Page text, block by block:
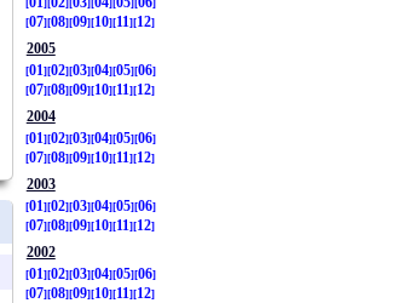
07 08 09 10 11
12
2005
01
02 03 04 05 06
07 08 09 10 11
12
2004
01
02 03 04 05 06
07 08 09 10 11
12
2003
01
02 03 04 05 06
07 08 09 10 11
12
2002
01
02 03 04 05 06
07 08 09 10 11
12